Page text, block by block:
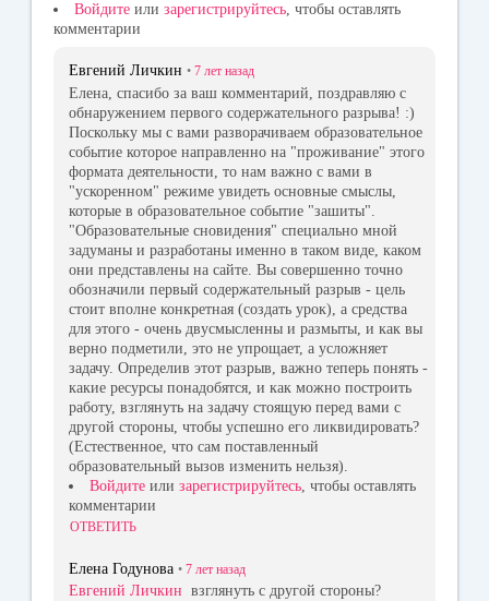
Войдите или зарегистрируйтесь, чтобы оставлять
комментарии
Евгений Личкин • 7 лет назад
Елена, спасибо за ваш комментарий, поздравляю с
обнаружением первого содержательного разрыва! :)
Поскольку мы с вами разворачиваем образовательное
событие которое направленно на "проживание" этого
формата деятельности, то нам важно с вами в
"ускоренном" режиме увидеть основные смыслы,
которые в образовательное событие "зашиты".
"Образовательные сновидения" специально мной
задуманы и разработаны именно в таком виде, каком
они представлены на сайте. Вы совершенно точно
обозначили первый содержательный разрыв - цель
стоит вполне конкретная (создать урок), а средства
для этого - очень двусмысленны и размыты, и как вы
верно подметили, это не упрощает, а усложняет
задачу. Определив этот разрыв, важно теперь понять -
какие ресурсы понадобятся, и как можно построить
работу, взглянуть на задачу стоящую перед вами с
другой стороны, чтобы успешно его ликвидировать?
(Естественное, что сам поставленный
образовательный вызов изменить нельзя).
Войдите или зарегистрируйтесь , чтобы оставлять
комментарии
ОТВЕТИТЬ
Елена Годунова • 7 лет назад
Евгений Личкин взглянуть с другой стороны?